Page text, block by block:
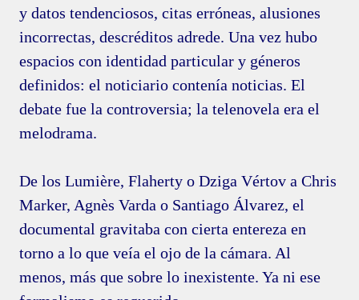
y datos tendenciosos, citas erróneas, alusiones
incorrectas, descréditos adrede. Una vez hubo
espacios con identidad particular y géneros
definidos: el noticiario contenía noticias. El
debate fue la controversia; la telenovela era el
melodrama.
De los Lumière, Flaherty o Dziga Vértov a Chris
Marker, Agnès Varda o Santiago Álvarez, el
documental gravitaba con cierta entereza en
torno a lo que veía el ojo de la cámara. Al
menos, más que sobre lo inexistente. Ya ni ese